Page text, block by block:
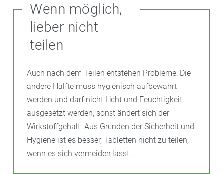
Wenn möglich,
lieber nicht
teilen
Auch nach dem Teilen entstehen Probleme: Die
andere Hälfte muss hygienisch aufbewahrt
werden und darf nicht Licht und Feuchtigkeit
ausgesetzt werden, sonst ändert sich der
Wirkstoffgehalt. Aus Gründen der Sicherheit und
Hygiene ist es besser, Tabletten nicht zu teilen,
wenn es sich vermeiden lässt .